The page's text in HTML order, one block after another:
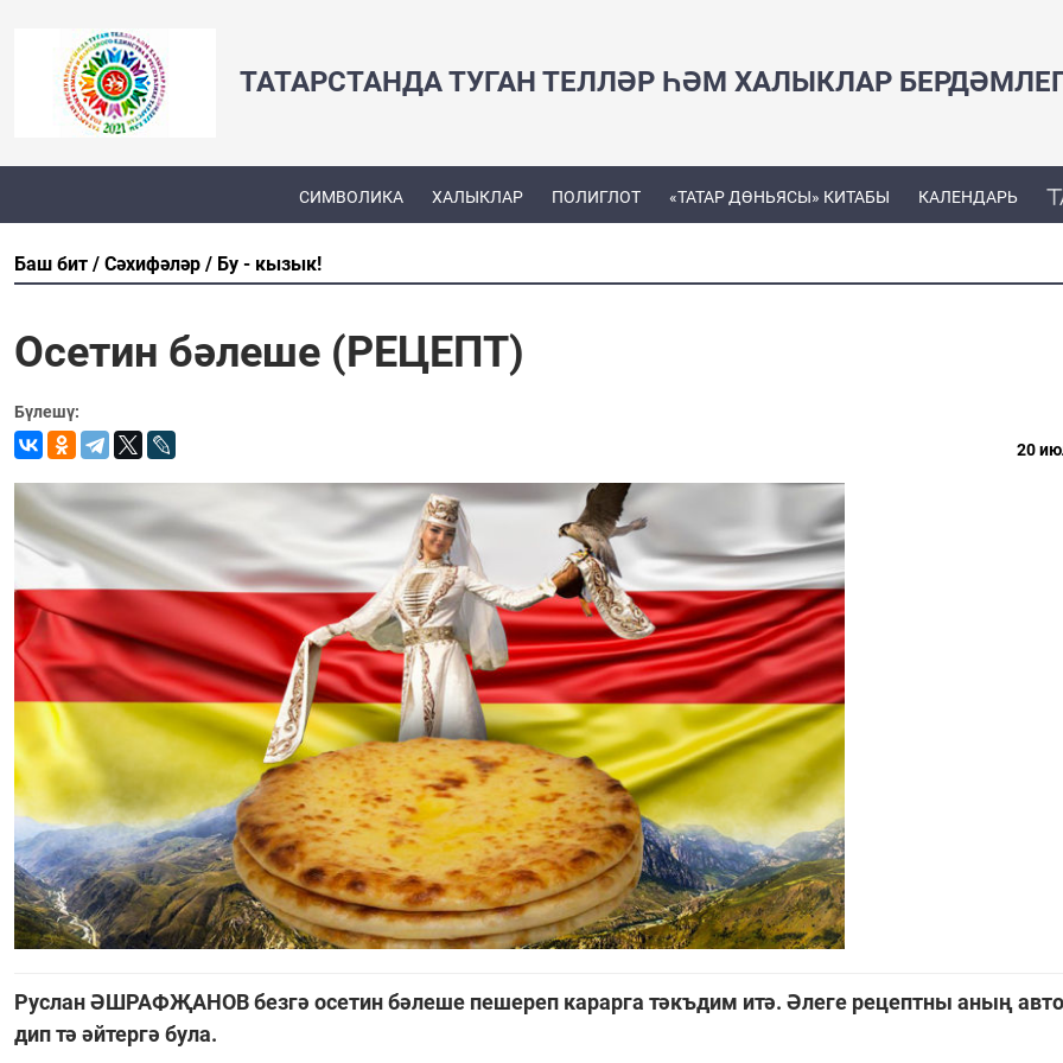
ТАТАРСТАНДА ТУГАН ТЕЛЛӘР ҺӘМ ХАЛЫКЛАР
СИМВОЛИКА ХАЛЫКЛАР ПОЛИГЛОТ «ТАТАР ДӨНЬЯСЫ» КИТАБЫ КАЛЕНДАРЬ
Баш бит Сәхифәләр Бу - кызык!
Осетин бәлеше (РЕЦЕПТ)
Бүлешү:
20
Руслан ӘШРАФҖАНОВ безгә осетин бәлеше пешереп карарга тәкъдим итә. Әлеге рецептны аның
дип тә әйтергә була.